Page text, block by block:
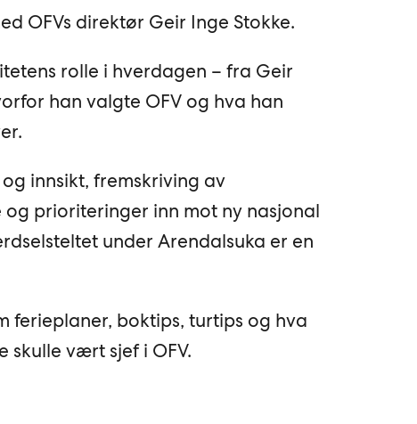
OFVs direktør Geir Inge Stokke.
rolle i hverdagen – fra Geir
han valgte OFV og hva han
innsikt, fremskriving av
prioriteringer inn mot ny nasjonal
under Arendalsuka er en
ferieplaner, boktips, turtips og hva
skulle vært sjef i OFV.